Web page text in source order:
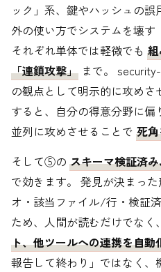
ック」系、鍵やハッシュの
外の使い方でシステムを壊
それぞれ単体では軽微でも
「連鎖攻撃」 まで。
の観点として明示的に攻め
すると、自分の得意分野に
並列に攻めさせることで 死
そして⑤の スキーマ検証済
で効きます。 発見が決まっ
オ・該当ファイル/行・検証
ため、人間が読むだけでなく、
ト、他ツールへの連携を自動
報告して終わり」ではなく、